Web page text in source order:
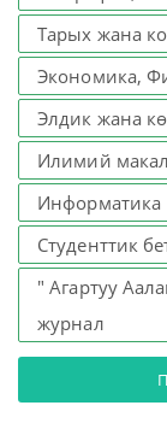
Тарых жана
Экономика,
Элдик жана
Илимий
Информатика
Студенттик
" Агартуу
журнал